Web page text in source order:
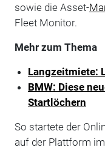
sowie die Asset-
Fleet Monitor.
Mehr zum Thema
Langzeitmiete:
BMW: Diese
Startlöchern
So startete der
auf der Plattform